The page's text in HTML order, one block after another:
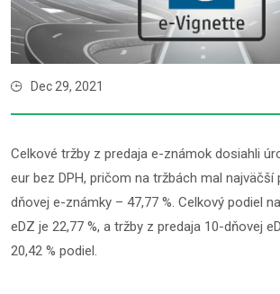
Dec 29, 2021
Celkové tržby z predaja e-známok dosiahli
eur bez DPH, pričom na tržbách mal najväčší
dňovej e-známky – 47,77 %. Celkový podiel
eDZ je 22,77 %, a tržby z predaja 10-dňovej
20,42 % podiel.